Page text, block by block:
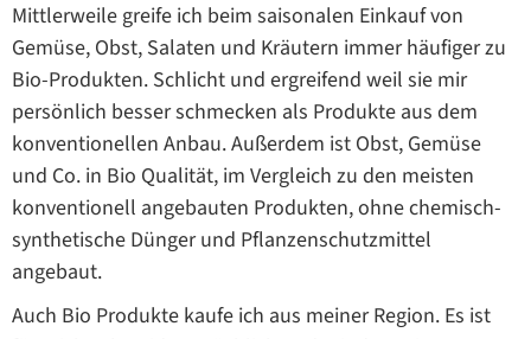
Mittlerweile greife ich beim saisonalen Einkauf von
Gemüse, Obst, Salaten und Kräutern immer häufiger zu
Bio-Produkten. Schlicht und ergreifend weil sie mir
persönlich besser schmecken als Produkte aus dem
konventionellen Anbau. Außerdem ist Obst, Gemüse
und Co. in Bio Qualität, im Vergleich zu den meisten
konventionell angebauten Produkten, ohne chemisch-
synthetische Dünger und Pflanzenschutzmittel
angebaut.
Auch Bio Produkte kaufe ich aus meiner Region. Es ist